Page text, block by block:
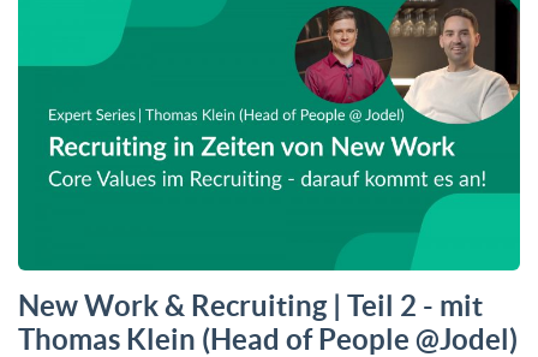
New Work & Recruiting | Teil 2 - mit
Thomas Klein (Head of People @Jodel)